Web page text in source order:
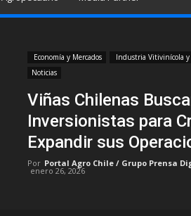
Economía y Mercados
Industria Vitivinícola
Noticias
Viñas Chilenas
Inversionistas para
Expandir sus
Por Portal Agro Chile / Grupo Prensa
enero 26, 2026